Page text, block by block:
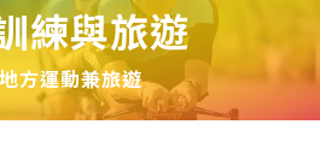
練與旅遊
方運動兼旅遊